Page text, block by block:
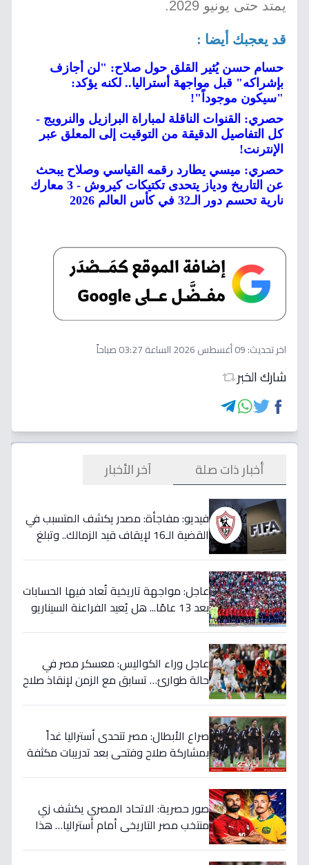
يمتد حتى يونيو 2029.
قد يعجبك أيضا :
حسام حسن يُثير القلق حول صلاح: "لن أجازف
بإشراكه" قبل مواجهة أستراليا.. لكنه يؤكد:
"سيكون موجوداً"!
حصري: القنوات الناقلة لمباراة البرازيل والنرويج -
كل التفاصيل الدقيقة من التوقيت إلى المعلق عبر
الإنترنت!
حصري: ميسي يطارد رقمه القياسي وصلاح يبحث
عن التاريخ ودياز يتحدى تكتيكات كيروش - 3 معارك
نارية تحسم دور الـ32 في كأس العالم 2026
اخر تحديث:09 أغسطس 2026 الساعة 03:27 صباحاً
شارك الخبر
أخبار ذات صلة آخر الأخبار
فيديو: مفاجأة: مصدر يكشف المتسبب في
القضية الـ16 لإيقاف قيد الزمالك.. وتبلغ
عاجل: مواجهة تاريخية تُعاد فيها الحسابات
بعد 13 عامًا... هل يُعيد الفراعنة السيناريو
عاجل وراء الكواليس: معسكر مصر في
حالة طوارئ… تسابق مع الزمن لإنقاذ صلاح
صراع الأبطال: مصر تتحدى أستراليا غداً
بمشاركة صلاح وفتحي بعد تدريبات مكثفة
صور حصرية: الاتحاد المصري يكشف زي
منتخب مصر التاريخي أمام أستراليا… هذا